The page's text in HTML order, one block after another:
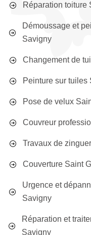
Réparation toiture
Démoussage et
Savigny
Changement de
Peinture sur tuiles
Pose de velux
Couvreur
Travaux de
Couverture Saint
Urgence et
Savigny
Réparation et
Savigny